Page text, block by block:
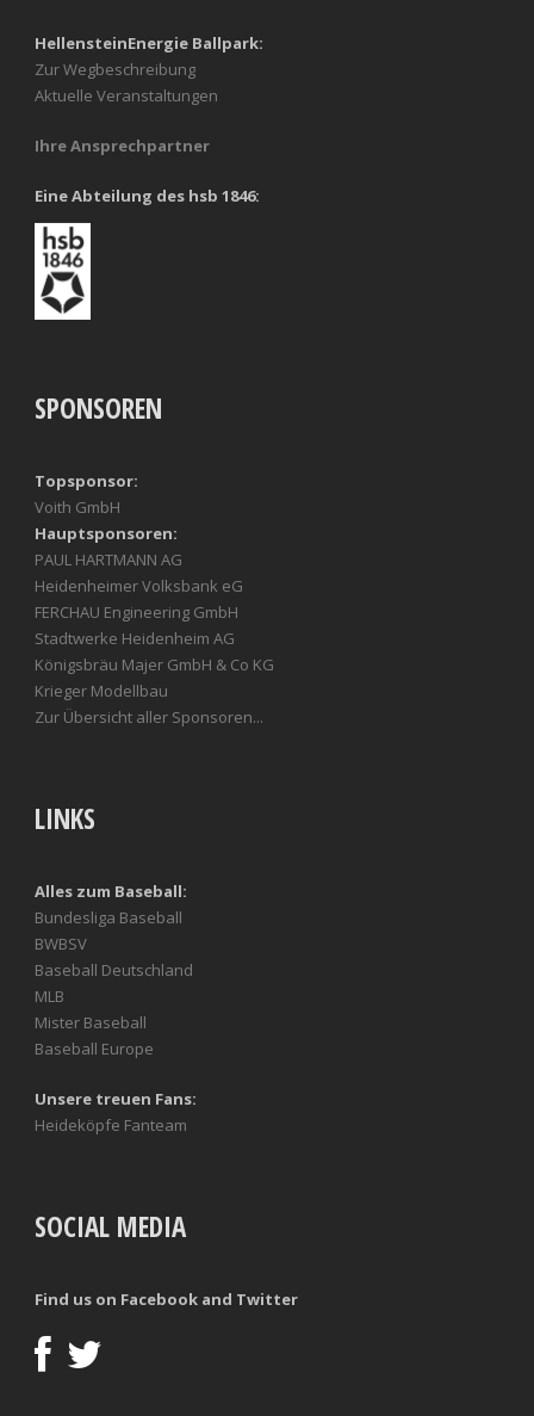
HellensteinEnergie Ballpark:
Zur Wegbeschreibung
Aktuelle Veranstaltungen
Ihre Ansprechpartner
Eine Abteilung des hsb 1846:
SPONSOREN
Topsponsor:
Voith GmbH
Hauptsponsoren:
PAUL HARTMANN AG
Heidenheimer Volksbank eG
FERCHAU Engineering GmbH
Stadtwerke Heidenheim AG
Königsbräu Majer GmbH & Co KG
Krieger Modellbau
Zur Übersicht aller Sponsoren...
LINKS
Alles zum Baseball:
Bundesliga Baseball
BWBSV
Baseball Deutschland
MLB
Mister Baseball
Baseball Europe
Unsere treuen Fans:
Heideköpfe Fanteam
SOCIAL MEDIA
Find us on Facebook and Twitter